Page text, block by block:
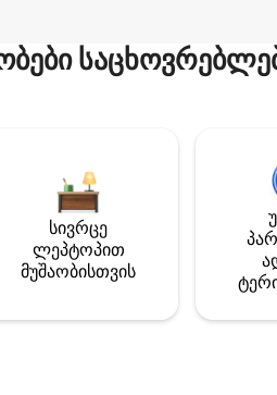
სივრცე
ლეპტოპით
მუშაობისთვის